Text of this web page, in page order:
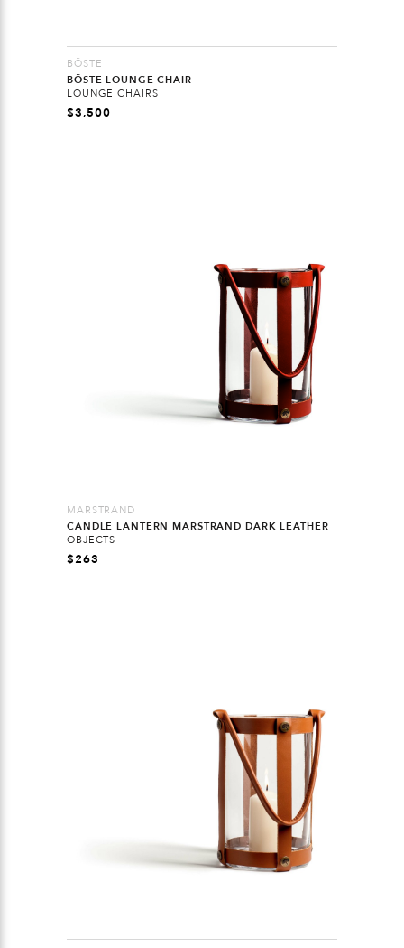
BÖSTE
BÖSTE LOUNGE CHAIR
LOUNGE CHAIRS
$3,500
MARSTRAND
CANDLE LANTERN MARSTRAND DARK LEATHER
OBJECTS
$263